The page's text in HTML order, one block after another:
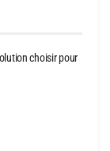
choisir pour